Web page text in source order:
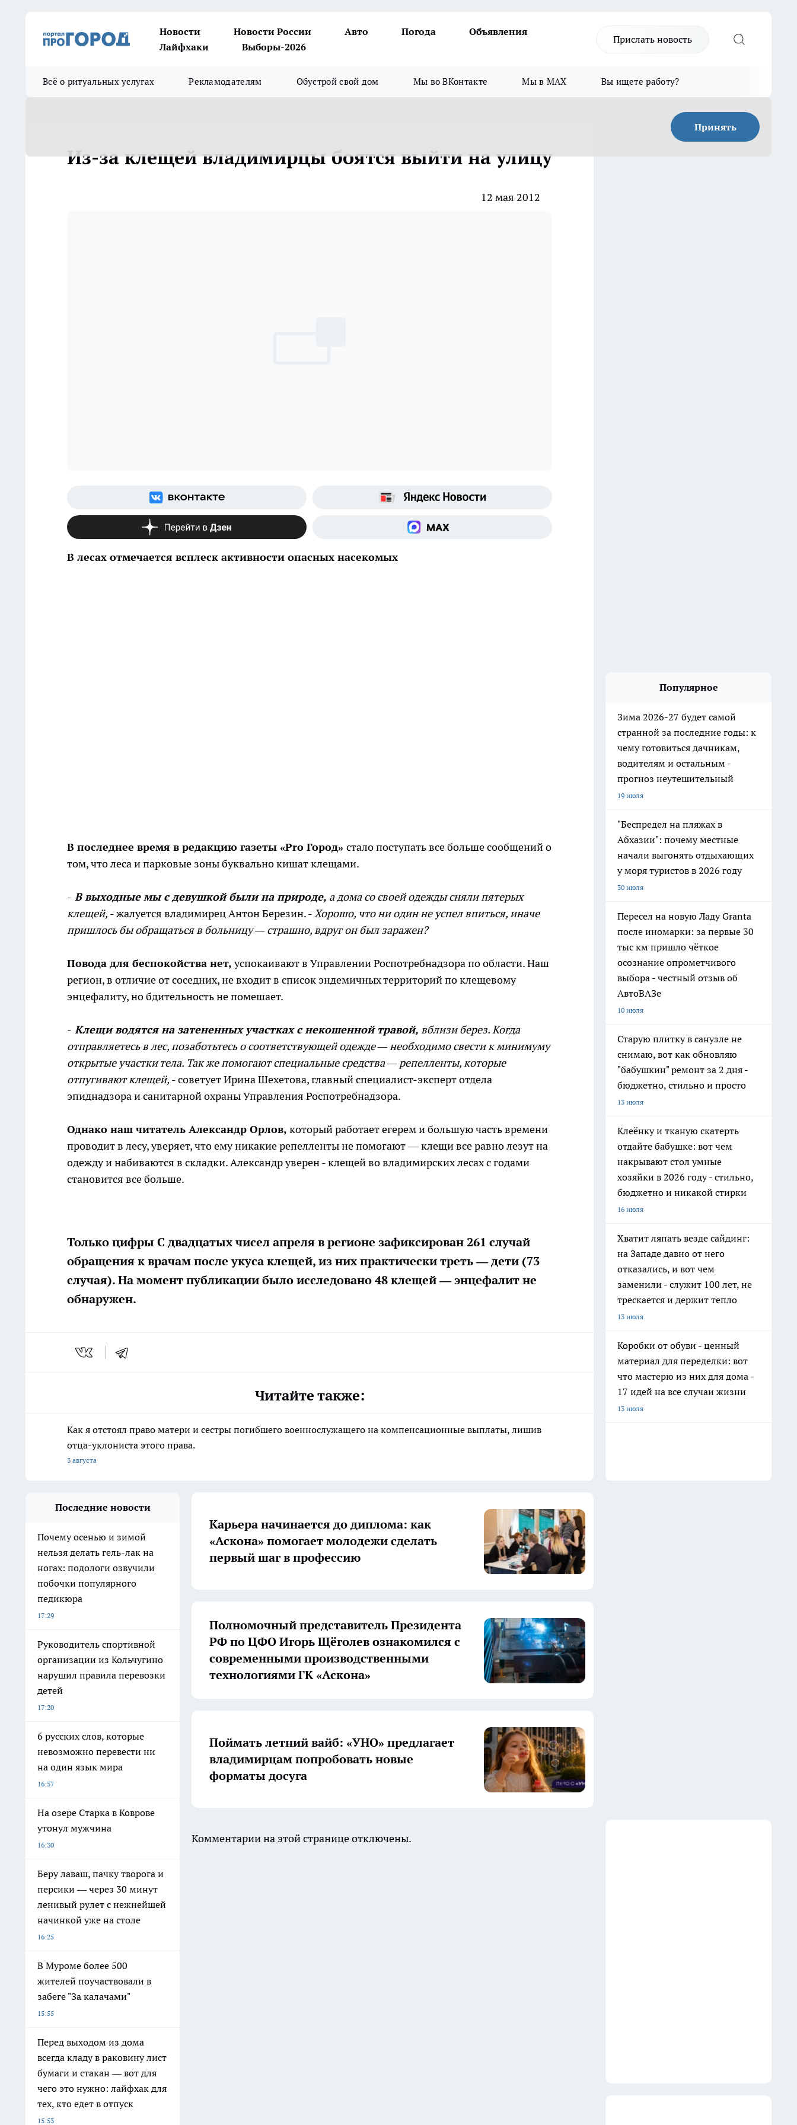
Новости Новости России Авто Погода
Объявления
Лайфхаки
Выборы-2026
Прислать новость
Всё о ритуальных услугах Рекламодателям Обустрой свой дом Мы во ВКонтакте Мы в MAX Вы ищете работу?
Принять
Из-за клещей владимирцы боятся выйти на улицу
12 мая 2012
В лесах отмечается всплеск активности опасных насекомых
В последнее время в редакцию газеты «Pro Город» стало поступать все больше сообщений о
том, что леса и парковые зоны буквально кишат клещами.
- В выходные мы с девушкой были на природе, а дома со своей одежды сняли пятерых
клещей, - жалуется владимирец Антон Березин. -Хорошо, что ни один не успел впиться, иначе
пришлось бы обращаться в больницу — страшно, вдруг он был заражен?
Повода для беспокойства нет,успокаивают в Управлении Роспотребнадзора по области. Наш
регион, в отличие от соседних, не входит в список эндемичных территорий по клещевому
энцефалиту, но бдительность не помешает.
- Клещи водятся на затененных участках с некошенной травой, вблизи берез. Когда
отправляетесь в лес, позаботьтесь о соответствующей одежде — необходимо свести к минимуму
открытые участки тела. Так же помогают специальные средства — репелленты, которые
отпугивают клещей, - советует Ирина Шехетова, главный специалист-эксперт отдела
эпиднадзора и санитарной охраны Управления Роспотребнадзора.
Однако наш читатель Александр Орлов, который работает егерем и большую часть времени
проводит в лесу, уверяет, что ему никакие репелленты не помогают — клещи все равно лезут на
одежду и набиваются в складки. Александр уверен - клещей во владимирских лесах с годами
становится все больше.
Только цифры С двадцатых чисел апреля в регионе зафиксирован 261 случай
обращения к врачам после укуса клещей, из них практически треть — дети (73
случая). На момент публикации было исследовано 48 клещей — энцефалит не
обнаружен.
Читайте также:
Как я отстоял право матери и сестры погибшего военнослужащего на компенсационные выплаты, лишив
отца-уклониста этого права.
3 августа
Популярное
Зима 2026-27 будет самой
странной за последние годы: к
чему готовиться дачникам,
водителям и остальным -
прогноз неутешительный
19 июля
"Беспредел на пляжах в
Абхазии": почему местные
начали выгонять отдыхающих
у моря туристов в 2026 году
30 июля
Пересел на новую Ладу Granta
после иномарки: за первые 30
тыс км пришло чёткое
осознание опрометчивого
выбора - честный отзыв об
АвтоВАЗе
10 июля
Старую плитку в санузле не
снимаю, вот как обновляю
"бабушкин" ремонт за 2 дня -
бюджетно, стильно и просто
13 июля
Клеёнку и тканую скатерть
отдайте бабушке: вот чем
накрывают стол умные
хозяйки в 2026 году - стильно,
бюджетно и никакой стирки
16 июля
Хватит ляпать везде сайдинг:
на Западе давно от него
отказались, и вот чем
заменили - служит 100 лет, не
трескается и держит тепло
13 июля
Коробки от обуви - ценный
материал для переделки: вот
что мастерю из них для дома -
17 идей на все случаи жизни
13 июля
Последние новости
Почему осенью и зимой
нельзя делать гель-лак на
ногах: подологи озвучили
побочки популярного
педикюра
17:29
Руководитель спортивной
организации из Кольчугино
нарушил правила перевозки
детей
17:20
6 русских слов, которые
невозможно перевести ни
на один язык мира
16:57
На озере Старка в Коврове
утонул мужчина
16:30
Беру лаваш, пачку творога и
персики — через 30 минут
ленивый рулет с нежнейшей
начинкой уже на столе
16:25
В Муроме более 500
жителей поучаствовали в
забеге "За калачами"
15:55
Перед выходом из дома
всегда кладу в раковину лист
бумаги и стакан — вот для
чего это нужно: лайфхак для
тех, кто едет в отпуск
15:53
Карьера начинается до диплома: как
«Аскона» помогает молодежи сделать
первый шаг в профессию
Полномочный представитель Президента
РФ по ЦФО Игорь Щёголев ознакомился с
современными производственными
технологиями ГК «Аскона»
Поймать летний вайб: «УНО» предлагает
владимирцам попробовать новые
форматы досуга
Комментарии на этой странице отключены.